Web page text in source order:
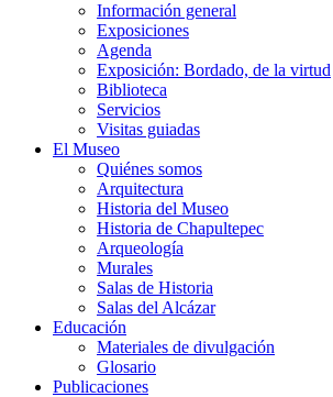
Información general
Exposiciones
Agenda
Exposición: Bordado, de la virtud
Biblioteca
Servicios
Visitas guiadas
El Museo
Quiénes somos
Arquitectura
Historia del Museo
Historia de Chapultepec
Arqueología
Murales
Salas de Historia
Salas del Alcázar
Educación
Materiales de divulgación
Glosario
Publicaciones